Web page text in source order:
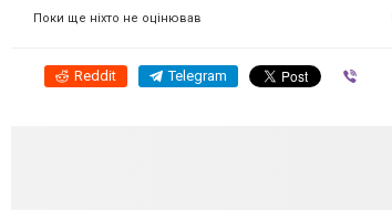
Поки ще ніхто не оцінював
Reddit Telegram